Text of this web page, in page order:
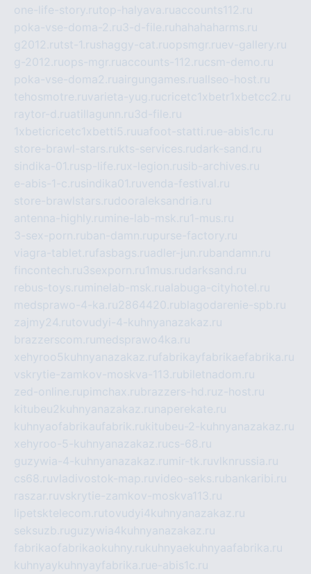
one-life-story.rutop-halyava.ruaccounts112.ru
poka-vse-doma-2.ru3-d-file.ru hahahaharms.ru
g2012.rutst-1.rushaggy-cat.ruopsmgr.ruev-gallery.ru
g-2012.ruops-mgr.ruaccounts-112.rucsm-demo.ru
poka-vse-doma2.ruairgungames.ruallseo-host.ru
tehosmotre.ruvarieta-yug.rucricetc1xbetr1xbetcc2.ru
raytor-d.ruatillagunn.ru3d-file.ru
1xbeticricetc1xbetti5.ruuafoot-statti.rue-abis1c.ru
store-brawl-stars.rukts-services.rudark-sand.ru
sindika-01.rusp-life.rux-legion.rusib-archives.ru
e-abis-1-c.rusindika01.ruvenda-festival.ru
store-brawlstars.rudooraleksandria.ru
antenna-highly.ru mine-lab-msk.ru1-mus.ru
3-sex-porn.ruban-damn.rupurse-factory.ru
viagra-tablet.rufasbags.ruadler-jun.rubandamn.ru
fincontech.ru3sexporn.ru1mus.rudarksand.ru
rebus-toys.ru minelab-msk.rualabuga-cityhotel.ru
medsprawo-4-ka.ru2864420.rublagodarenie-spb.ru
zajmy24.rutovudyi-4-kuhnyanazakaz.ru
brazzerscom.ru medsprawo4ka.ru
xehyroo5kuhnyanazakaz.rufabrikayfabrikaefabrika.ru
vskrytie-zamkov-moskva-113.rubiletnadom.ru
zed-online.rupimchax.rubrazzers-hd.ruz-host.ru
kitubeu2kuhnyanazakaz.ru naperekate.ru
kuhnyaofabrikaufabrik.rukitubeu-2-kuhnyanazakaz.ru
xehyroo-5-kuhnyanazakaz.rucs-68.ru
guzywia-4-kuhnyanazakaz.ru mir-tk.ruvlknrussia.ru
cs68.ruvladivostok-map.ruvideo-seks.rubankaribi.ru
raszar.ruvskrytie-zamkov-moskva113.ru
lipetsktelecom.rutovudyi4kuhnyanazakaz.ru
seksuzb.ruguzywia4kuhnyanazakaz.ru
fabrikaofabrikaokuhny.rukuhnyaekuhnyaafabrika.ru
kuhnyaykuhnyayfabrika.rue-abis1c.ru